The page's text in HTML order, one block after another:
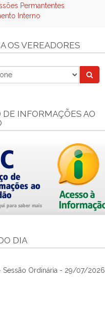
Permantentes
Interno
OS VEREADORES
DE INFORMAÇÕES AO
DIA
Sessão Ordinária - 29/07/2026